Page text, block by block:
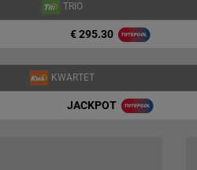
TRIO
€ 295.30
KWARTET
JACKPOT